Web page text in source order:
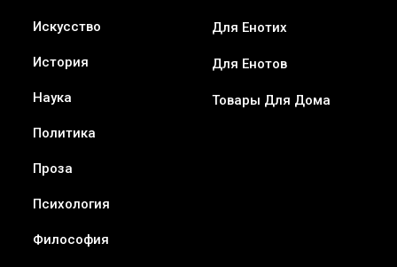
Искусство
История
Наука
Политика
Проза
Психология
Философия
Для Енотих
Для Енотов
Товары Для Дома